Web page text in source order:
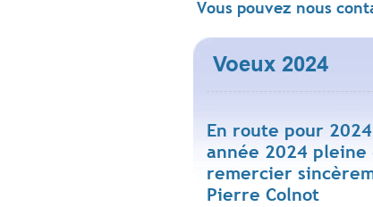
Vous pouvez nous
Voeux 2024
En route pour
année 2024
remercier
Pierre Colnot